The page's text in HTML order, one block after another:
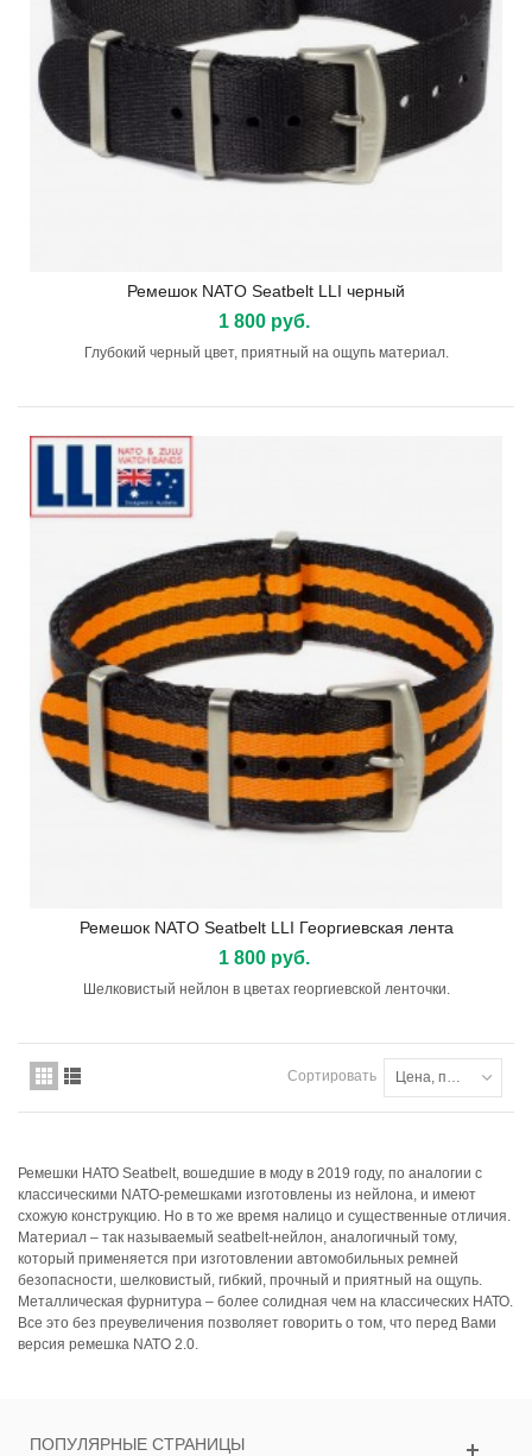
Ремешок NATO Seatbelt LLI черный
1 800 руб.
Глубокий черный цвет, приятный на ощупь материал.
Ремешок NATO Seatbelt LLI Георгиевская лента
1 800 руб.
Шелковистый нейлон в цветах георгиевской ленточки.
Сортировать Цена, по возрастанию
Ремешки НАТО Seatbelt, вошедшие в моду в 2019 году, по аналогии с
классическими NATO-ремешками изготовлены из нейлона, и имеют
схожую конструкцию. Но в то же время налицо и существенные отличия.
Материал – так называемый seatbelt-нейлон, аналогичный тому,
который применяется при изготовлении автомобильных ремней
безопасности, шелковистый, гибкий, прочный и приятный на ощупь.
Металлическая фурнитура – более солидная чем на классических НАТО.
Все это без преувеличения позволяет говорить о том, что перед Вами
версия ремешка NATO 2.0.
ПОПУЛЯРНЫЕ СТРАНИЦЫ